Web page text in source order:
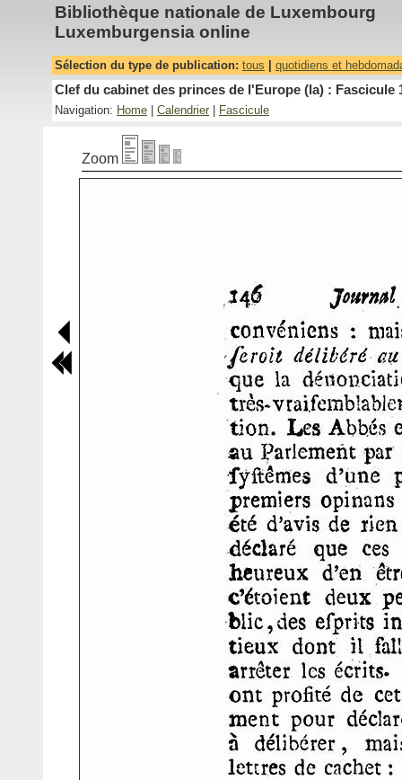
Bibliothèque nationale de Luxembourg
Luxemburgensia online
Sélection du type de publication: tous quotidiens et
Clef du cabinet des princes de l'Europe (la) : Fascicule
Navigation: Home Calendrier Fascicule
Zoom